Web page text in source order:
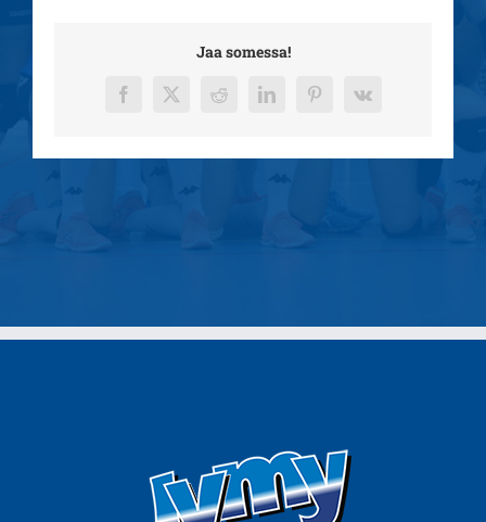
Jaa somessa!
Facebook
X RedditLinkedInPinterest
Vk